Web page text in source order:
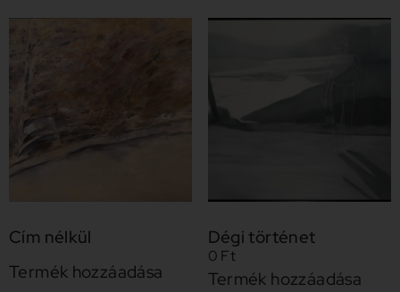
Cím nélkül
Termék hozzáadása
Dégi történet
0 Ft
Termék hozzáadása